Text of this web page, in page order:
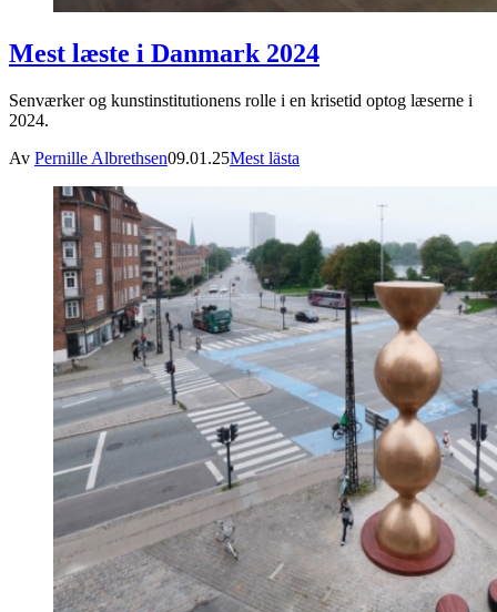
Mest læste i Danmark 2024
Senværker og kunstinstitutionens rolle i en krisetid optog læserne i
2024.
Av Pernille Albrethsen09.01.25Mest lästa